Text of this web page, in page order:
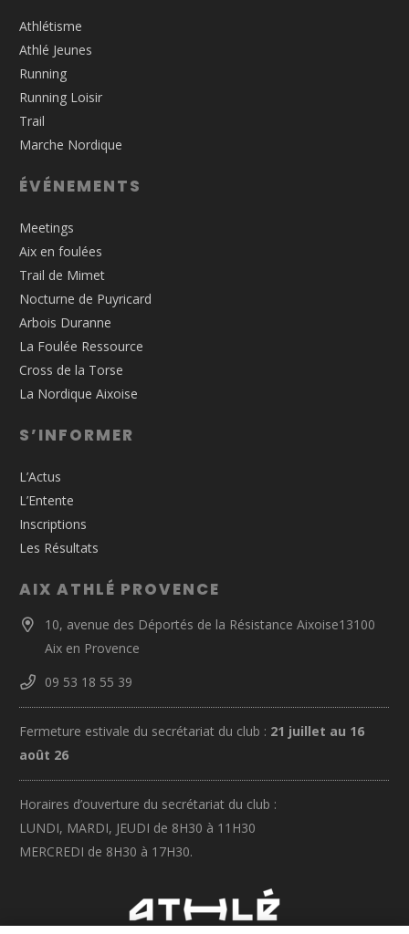
Athlétisme
Athlé Jeunes
Running
Running Loisir
Trail
Marche Nordique
ÉVÉNEMENTS
Meetings
Aix en foulées
Trail de Mimet
Nocturne de Puyricard
Arbois Duranne
La Foulée Ressource
Cross de la Torse
La Nordique Aixoise
S’INFORMER
L’Actus
L’Entente
Inscriptions
Les Résultats
AIX ATHLÉ PROVENCE
10, avenue des Déportés de la Résistance Aixoise13100
Aix en Provence
09 53 18 55 39
Fermeture estivale du secrétariat du club : 21 juillet au 16
août 26
Horaires d’ouverture du secrétariat du club :
LUNDI, MARDI, JEUDI de 8H30 à 11H30
MERCREDI de 8H30 à 17H30.